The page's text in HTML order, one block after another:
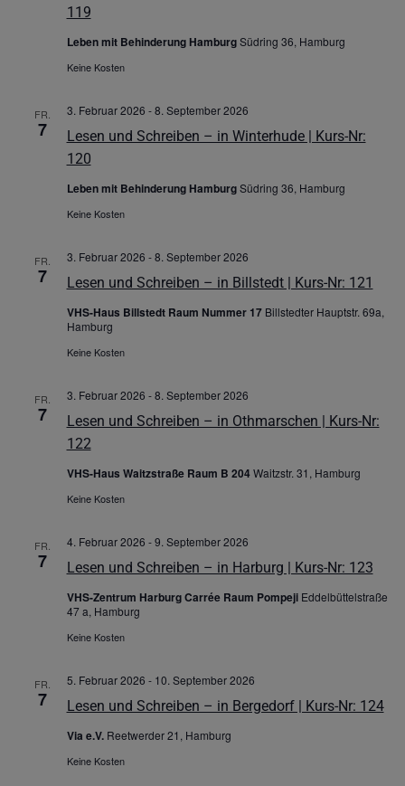
119
Leben mit Behinderung HamburgSüdring 36, Hamburg
Keine Kosten
FR.
7
Lesen und Schreiben – in Winterhude | Kurs-Nr:
120
3. Februar 2026 -8. September 2026
Leben mit Behinderung HamburgSüdring 36, Hamburg
Keine Kosten
FR.
7 Lesen und Schreiben – in Billstedt | Kurs-Nr: 121
3. Februar 2026 -8. September 2026
VHS-Haus Billstedt Raum Nummer 17 Billstedter Hauptstr. 69a,
Hamburg
Keine Kosten
FR.
7
Lesen und Schreiben – in Othmarschen | Kurs-Nr:
122
3. Februar 2026 -8. September 2026
VHS-Haus Waitzstraße Raum B 204Waitzstr. 31, Hamburg
Keine Kosten
FR.
7 Lesen und Schreiben – in Harburg | Kurs-Nr: 123
4. Februar 2026 -9. September 2026
VHS-Zentrum Harburg Carrée Raum Pompeji Eddelbüttelstraße
47 a, Hamburg
Keine Kosten
FR.
7 Lesen und Schreiben – in Bergedorf | Kurs-Nr: 124
5. Februar 2026 - 10. September 2026
Via e.V. Reetwerder 21, Hamburg
Keine Kosten